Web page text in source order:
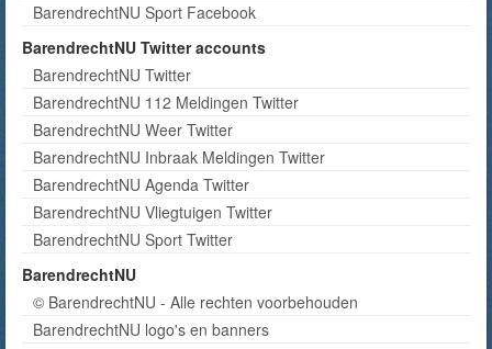
BarendrechtNU Sport Facebook
BarendrechtNU Twitter accounts
BarendrechtNU Twitter
BarendrechtNU 112 Meldingen Twitter
BarendrechtNU Weer Twitter
BarendrechtNU Inbraak Meldingen Twitter
BarendrechtNU Agenda Twitter
BarendrechtNU Vliegtuigen Twitter
BarendrechtNU Sport Twitter
BarendrechtNU
© BarendrechtNU - Alle rechten voorbehouden
BarendrechtNU logo's en banners